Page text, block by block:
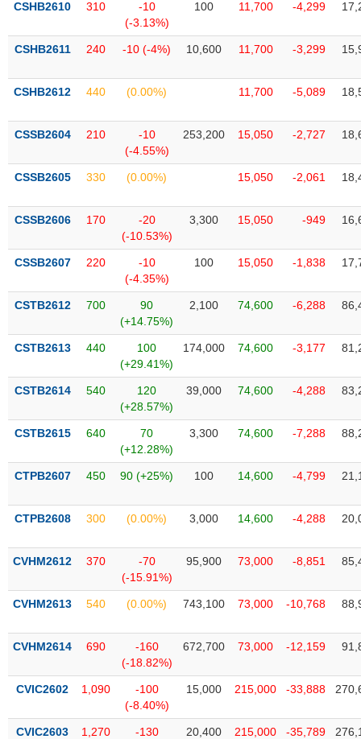
CSHB2610 310
-10
(-3.13%)
100 11,700 -4,299
CSHB2611 240 -10 (-4%) 10,600 11,700 -3,299
CSHB2612 440 (0.00%) 11,700 -5,089
CSSB2604 210
-10
(-4.55%)
253,200 15,050 -2,727
CSSB2605 330 (0.00%) 15,050 -2,061
CSSB2606 170
-20
(-10.53%)
3,300 15,050 -949
CSSB2607 220
-10
(-4.35%)
100 15,050 -1,838
CSTB2612 700
90
(+14.75%)
2,100 74,600 -6,288
CSTB2613 440
100
(+29.41%)
174,000 74,600 -3,177
CSTB2614 540
120
(+28.57%)
39,000 74,600 -4,288
CSTB2615 640
70
(+12.28%)
3,300 74,600 -7,288
CTPB2607 450 90 (+25%) 100 14,600 -4,799
CTPB2608 300 (0.00%) 3,000 14,600 -4,288
CVHM2612 370
-70
(-15.91%)
95,900 73,000 -8,851
CVHM2613 540 (0.00%) 743,100 73,000 -10,768
CVHM2614 690
-160
(-18.82%)
672,700 73,000 -12,159
CVIC2602 1,090
-100
(-8.40%)
15,000 215,000 -33,888
CVIC2603 1,270
-130
20,400 215,000 -35,789
TIỆN
ÍCH
BẤT
SẢN
Mã
chứng
(-)
Cổ phiếu Chỉ số
đạo
(-)
Tất cả Người nội bộ Người liên quan Cổ đông lớn
Tin
tức
của
giả
(-)
phân
tích